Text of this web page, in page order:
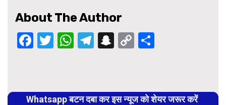
About The Author
Facebook
Twitter
WhatsApp
Telegram
Snapchat
Copy
Reading
Whatsapp बटन दबा कर इस न्यूज को शेयर जरूर करें